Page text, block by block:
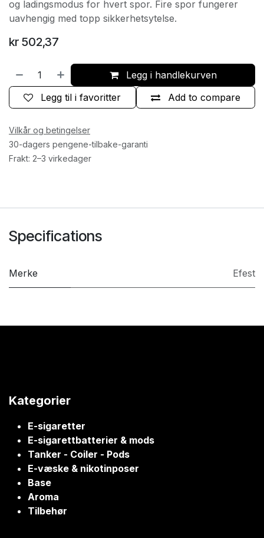
og ladingsmodus for hvert spor. Fire spor fungerer
uavhengig med topp sikkerhetsytelse.
kr 502,37
Legg i handlekurven
Add to compare
Legg til i favoritter
Vilkår og betingelser
30-dagers pengene-tilbake-garanti
Frakt: 2–3 virkedager
Specifications
Merke Efest
Kategorier
E-sigaretter
E-sigarettbatterier & mods
Tanker - Coiler - Pods
E-væske & nikotinposer
Base
Aroma
Tilbehør